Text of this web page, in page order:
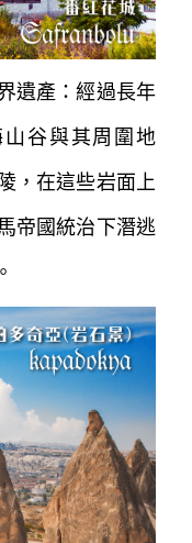
遺產：經過長年
谷與其周圍地
，在這些岩面上
帝國統治下潛逃